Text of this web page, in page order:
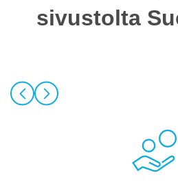
sivustolta